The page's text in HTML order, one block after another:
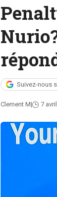
Suivez-nous
Clement M 7